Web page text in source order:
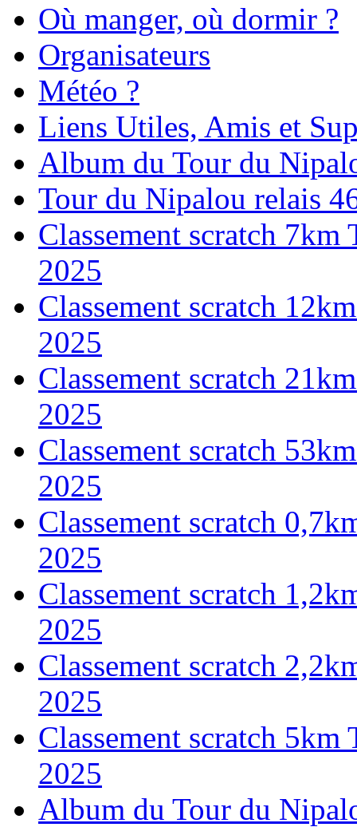
Où manger, où dormir ?
Organisateurs
Météo ?
Liens Utiles, Amis et
Album du Tour du
Tour du Nipalou relais
Classement scratch
2025
Classement scratch
2025
Classement scratch
2025
Classement scratch
2025
Classement scratch
2025
Classement scratch
2025
Classement scratch
2025
Classement scratch
2025
Album du Tour du